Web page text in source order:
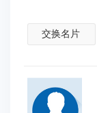
交换名片